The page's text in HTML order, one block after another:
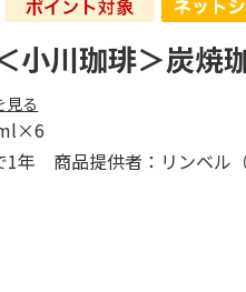
小川珈琲＞炭焼
見る
年 商品提供者：リンベル（